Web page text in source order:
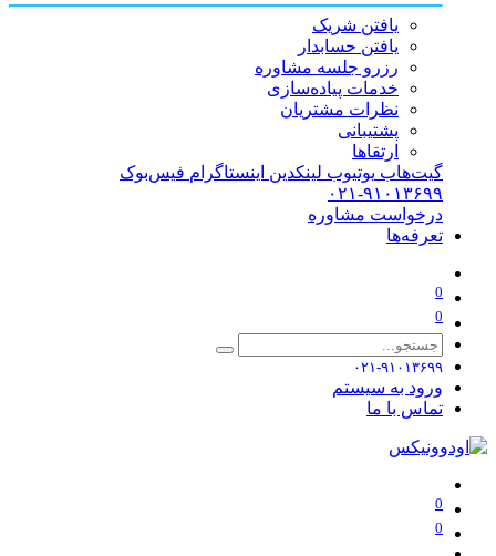
یافتن شریک
یافتن حسابدار
رزرو جلسه مشاوره
خدمات پیاده‌سازی
نظرات مشتریان
پشتیبانی
ارتقاها
گیت‌هاب یوتیوب لینکدین اینستاگرام فیس‌بوک
۰۲۱-۹۱۰۱۳۶۹۹
درخواست مشاوره
تعرفه‌ها
0
0
۰۲۱-۹۱۰۱۳۶۹۹
ورود به سیستم
تماس با ما
0
0